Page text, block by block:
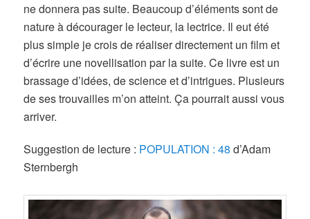
ne donnera pas suite. Beaucoup d’éléments sont de
nature à décourager le lecteur, la lectrice. Il eut été
plus simple je crois de réaliser directement un film et
d’écrire une novellisation par la suite. Ce livre est un
brassage d’idées, de science et d’intrigues. Plusieurs
de ses trouvailles m’on atteint. Ça pourrait aussi vous
arriver.
Suggestion de lecture : POPULATION : 48 d’Adam
Sternbergh